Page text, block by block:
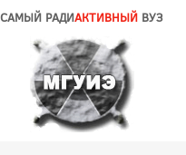
САМЫЙ РАДИАКТИВНЫЙ ВУЗ